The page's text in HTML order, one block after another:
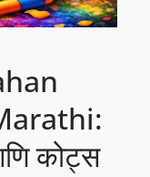
कोट्स